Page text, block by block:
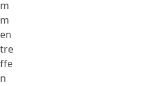
m
m
en
tre
ffe
n